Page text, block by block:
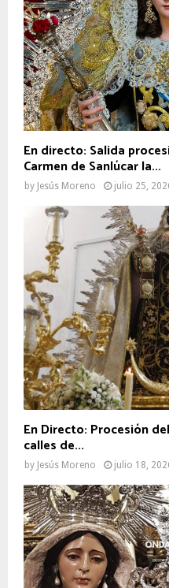
En directo: Salida
Carmen de Sanlúcar la...
by Jesús Moreno julio 25,
En Directo: Procesión
calles de...
by Jesús Moreno julio 18,